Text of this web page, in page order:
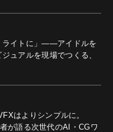
ライトに」――アイドルを
ュアルを現場でつくる、
はよりシンプルに。
が語る次世代のAI・CGワ